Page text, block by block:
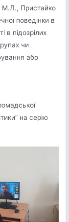
М.Л., Пристайко
поведінки в
в підозрілих
чи
або
на серію